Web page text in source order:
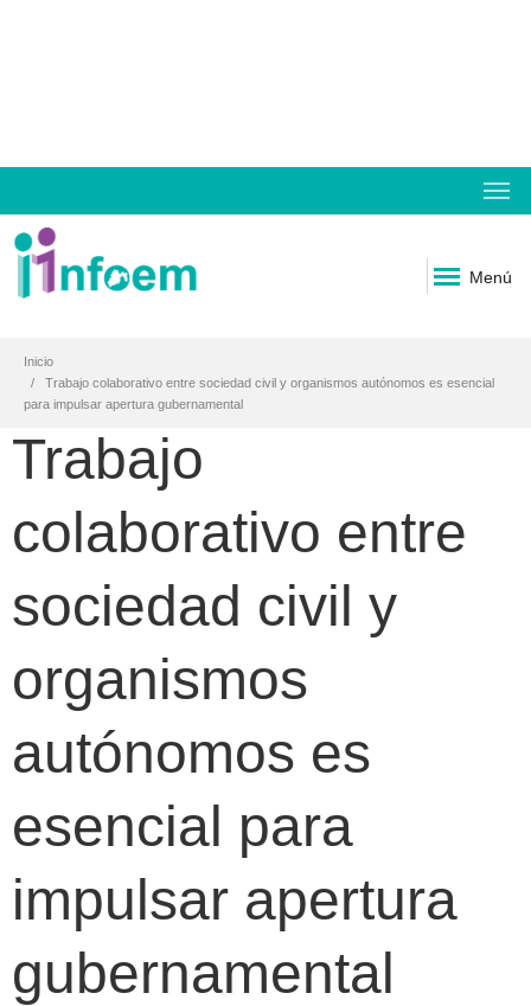
Menú
Inicio
Trabajo colaborativo entre sociedad civil y organismos autónomos es esencial
para impulsar apertura gubernamental
Trabajo
colaborativo entre
sociedad civil y
organismos
autónomos es
esencial para
impulsar apertura
gubernamental